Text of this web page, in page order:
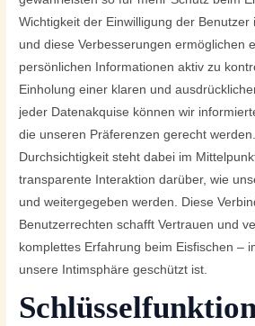
Wichtigkeit der Einwilligung der Benutzer
und diese Verbesserungen ermöglichen
persönlichen Informationen aktiv zu
Einholung einer klaren und
jeder Datenakquise können wir
die unseren Präferenzen gerecht
Durchsichtigkeit steht dabei im
transparente Interaktion darüber, wie
und weitergegeben werden. Diese
Benutzerrechten schafft Vertrauen und
komplettes Erfahrung beim Eisfischen –
unsere Intimsphäre geschützt ist.